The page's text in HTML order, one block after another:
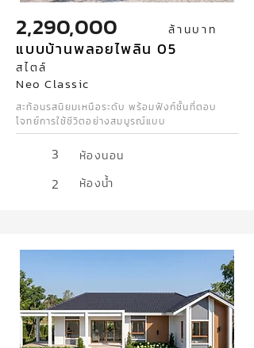
2,290,000 ล้านบาท
แบบบ้านพลอยไพลิน 05
สไตล์
Neo Classic
สะท้อนรสนิยมเหนือระดับ พร้อมฟังก์ชั้นที่ตอบ
โจทย์การใช้ชีวิตอย่างสมบูรณ์แบบ
3 ห้องนอน
2 ห้องน้ำ